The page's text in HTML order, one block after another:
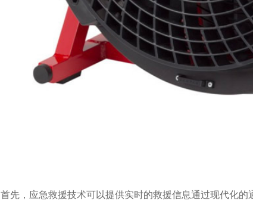
首先，应急救援技术可以提供实时的救援信息通过现代化的